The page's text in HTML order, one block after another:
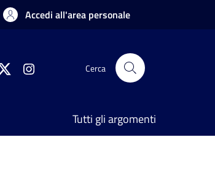
Accedi all'area personale
Cerca
Tutti gli argomenti